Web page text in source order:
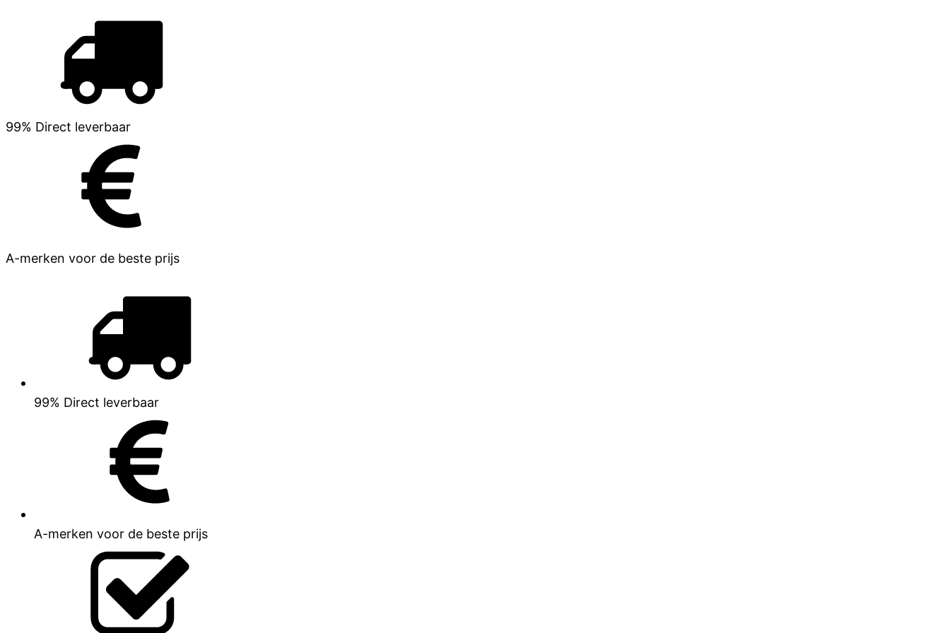
99% Direct leverbaar
A-merken voor de beste prijs
99% Direct leverbaar
A-merken voor de beste prijs